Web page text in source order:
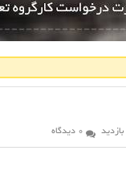
0 دیدگاه